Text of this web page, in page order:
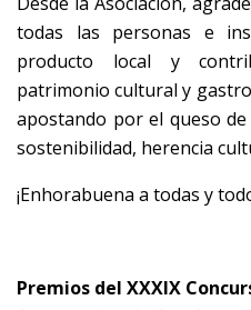
todas las personas e
producto local y
patrimonio cultural y
apostando por el queso
sostenibilidad, herencia
¡Enhorabuena a todas y
Premios del XXXIX